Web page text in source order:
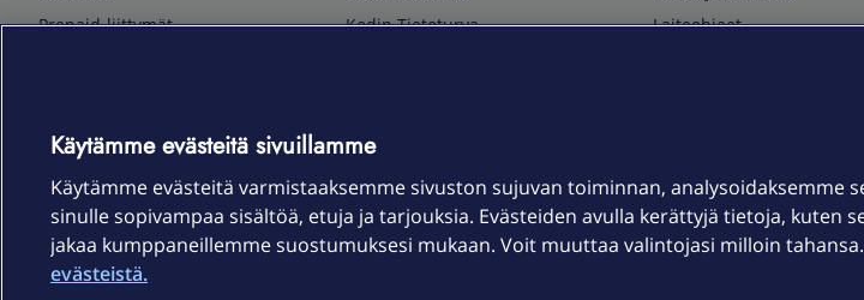
Prepaid-liittymät
TV & audio
Kodinkoneet
Kamerat ja dronet
Kellot ja rannekkeet
Kodin Tietoturva
Elisa Kotiverkko
Elisa Pilvilinna
Elisa Laiteturva
Elisa Rinnakkaisliittymät
Laiteohjeet
Kuuluvuuskartta
Asiakastiedotteet
OmaElisa-sovellus
Käytämme evästeitä sivuillamme
Käytämme evästeitä varmistaaksemme sivuston sujuvan toiminnan, analysoidaksemme
sinulle sopivampaa sisältöä, etuja ja tarjouksia. Evästeiden avulla kerättyjä tietoja, kuten
jakaa kumppaneillemme suostumuksesi mukaan. Voit muuttaa valintojasi milloin tahansa.
evästeistä.